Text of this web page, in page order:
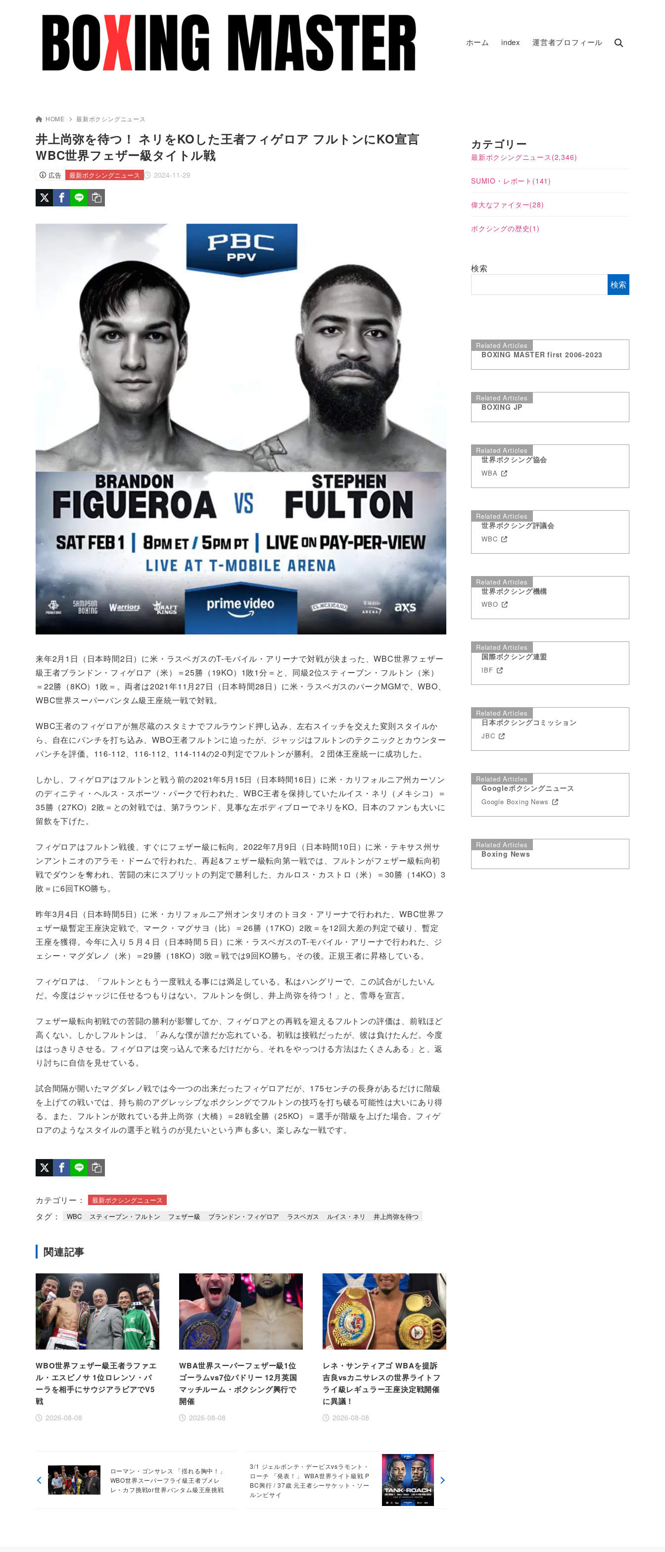
ホーム index 運営者プロフィール
HOME 最新ボクシングニュース
井上尚弥を待つ！ ネリをKOした王者フィゲロア フルトンにKO宣言
WBC世界フェザー級タイトル戦
広告 2024-11-29
最新ボクシングニュース
来年2月1日（日本時間2日）に米・ラスベガスのT-モバイル・アリーナで対戦が決まった、WBC世界フェザー
級王者ブランドン・フィゲロア（米）＝25勝（19KO）1敗1分＝と、同級2位スティーブン・フルトン（米）
＝22勝（8KO）1敗＝。両者は2021年11月27日（日本時間28日）に米・ラスベガスのパークMGMで、WBO、
WBC世界スーパーバンタム級王座統一戦で対戦。
WBC王者のフィゲロアが無尽蔵のスタミナでフルラウンド押し込み、左右スイッチを交えた変則スタイルか
ら、自在にパンチを打ち込み、WBO王者フルトンに迫ったが、ジャッジはフルトンのテクニックとカウンター
パンチを評価。116-112、116-112、114-114の2-0判定でフルトンが勝利。２団体王座統一に成功した。
しかし、フィゲロアはフルトンと戦う前の2021年5月15日（日本時間16日）に米・カリフォルニア州カーソン
のディニティ・ヘルス・スポーツ・パークで行われた、WBC王者を保持していたルイス・ネリ（メキシコ）＝
35勝（27KO）2敗＝との対戦では、第7ラウンド、見事な左ボディブローでネリをKO。日本のファンも大いに
留飲を下げた。
フィゲロアはフルトン戦後、すぐにフェザー級に転向。2022年7月9日（日本時間10日）に米・テキサス州サ
ンアントニオのアラモ・ドームで行われた、再起&フェザー級転向第一戦では、フルトンがフェザー級転向初
戦でダウンを奪われ、苦闘の末にスプリットの判定で勝利した、カルロス・カストロ（米）＝30勝（14KO）3
敗＝に6回TKO勝ち。
昨年3月4日（日本時間5日）に米・カリフォルニア州オンタリオのトヨタ・アリーナで行われた、WBC世界フ
ェザー級暫定王座決定戦で、マーク・マグサヨ（比）＝26勝（17KO）2敗＝を12回大差の判定で破り、暫定
王座を獲得。今年に入り５月４日（日本時間５日）に米・ラスベガスのT-モバイル・アリーナで行われた、ジ
ェシー・マグダレノ（米）＝29勝（18KO）3敗＝戦では9回KO勝ち。その後。正規王者に昇格している。
フィゲロアは、「フルトンともう一度戦える事には満足している。私はハングリーで、この試合がしたいん
だ。今度はジャッジに任せるつもりはない。フルトンを倒し、井上尚弥を待つ！」と、雪辱を宣言。
フェザー級転向初戦での苦闘の勝利が影響してか、フィゲロアとの再戦を迎えるフルトンの評価は、前戦ほど
高くない。しかしフルトンは、「みんな僕が誰だか忘れている。初戦は接戦だったが、彼は負けたんだ。今度
ははっきりさせる。フィゲロアは突っ込んで来るだけだから、それをやっつける方法はたくさんある」と、返
り討ちに自信を見せている。
試合間隔が開いたマグダレノ戦では今一つの出来だったフィゲロアだが、175センチの長身があるだけに階級
を上げての戦いでは、持ち前のアグレッシブなボクシングでフルトンの技巧を打ち破る可能性は大いにあり得
る。また、フルトンが敗れている井上尚弥（大橋）＝28戦全勝（25KO）＝選手が階級を上げた場合。フィゲ
ロアのようなスタイルの選手と戦うのが見たいという声も多い。楽しみな一戦です。
カテゴリー： 最新ボクシングニュース
タグ： WBC スティーブン・フルトン フェザー級 ブランドン・フィゲロア ラスベガス ルイス・ネリ 井上尚弥を待つ
関連記事
WBO世界フェザー級王者ラファエ
ル・エスピノサ 1位ロレンソ・パ
ーラを相手にサウジアラビアでV5
戦
2026-08-08
WBA世界スーパーフェザー級1位
ゴーラムvs7位パドリー 12月英国
マッチルーム・ボクシング興行で
開催
2026-08-08
レネ・サンティアゴ WBAを提訴
吉良vsカニサレスの世界ライトフ
ライ級レギュラー王座決定戦開催
に異議！
2026-08-08
ローマン・ゴンサレス 「揺れる胸中！」
WBO世界スーパーフライ級王者ブメレ
レ・カフ挑戦or世界バンタム級王座挑戦
3/1 ジェルボンテ・デービスvsラモント・
ローチ 「発表！」 WBA世界ライト級戦 P
BC興行 / 37歳 元王者シーサケット・ソー
ルンビサイ
カテゴリー
最新ボクシングニュース (2,346)
SUMIO・レポート (141)
偉大なファイター(28)
ボクシングの歴史(1)
検索
検索
Related Articles
BOXING MASTER first 2006-2023
Related Articles
BOXING JP
Related Articles
世界ボクシング協会
WBA
Related Articles
世界ボクシング評議会
WBC
Related Articles
世界ボクシング機構
WBO
Related Articles
国際ボクシング連盟
IBF
Related Articles
日本ボクシングコミッション
JBC
Related Articles
Googleボクシングニュース
Google Boxing News
Related Articles
Boxing News